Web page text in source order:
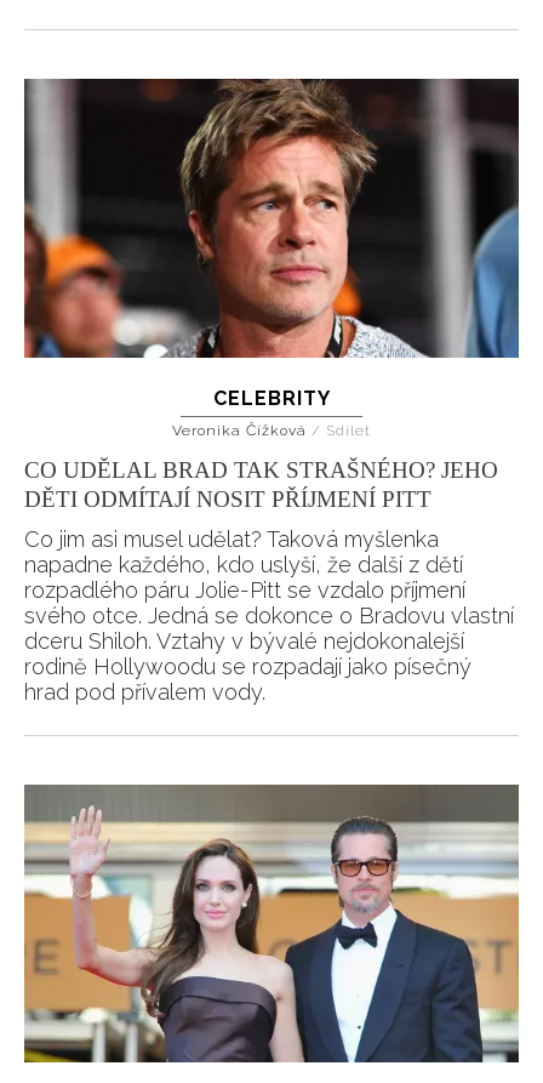
CELEBRITY
Veronika Čížková / Sdílet
CO UDĚLAL BRAD TAK STRAŠNÉHO? JEHO
DĚTI ODMÍTAJÍ NOSIT PŘÍJMENÍ PITT
Co jim asi musel udělat? Taková myšlenka
napadne každého, kdo uslyší, že další z dětí
rozpadlého páru Jolie-Pitt se vzdalo příjmení
svého otce. Jedná se dokonce o Bradovu vlastní
dceru Shiloh. Vztahy v bývalé nejdokonalejší
rodině Hollywoodu se rozpadají jako písečný
hrad pod přívalem vody.